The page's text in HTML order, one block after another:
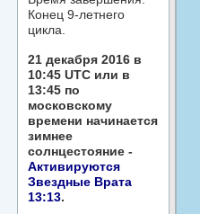
Конец 9-летнего
цикла.
21 декабря 2016 в
10:45 UTC или в
13:45 по
московскому
времени начинается
зимнее
солнцестояние -
Активируются
Звездные Врата
13:13.